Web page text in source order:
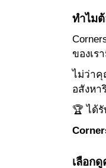
ทำไม
ของเร
ไม่ว่าคุ
อสังหา
🏆 ได้รั
เลือก